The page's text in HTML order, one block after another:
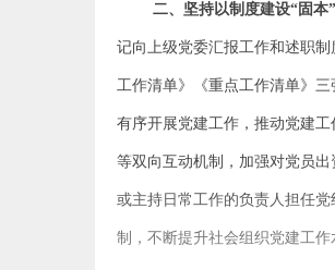
二、坚持以制度建设“固本
记向上级党委汇报工作和述职
工作清单》《重点工作清单》
有序开展党建工作，推动党建
等双向互动机制，加强对党员
或主持日常工作的负责人担任
制，不断提升社会组织党建工作